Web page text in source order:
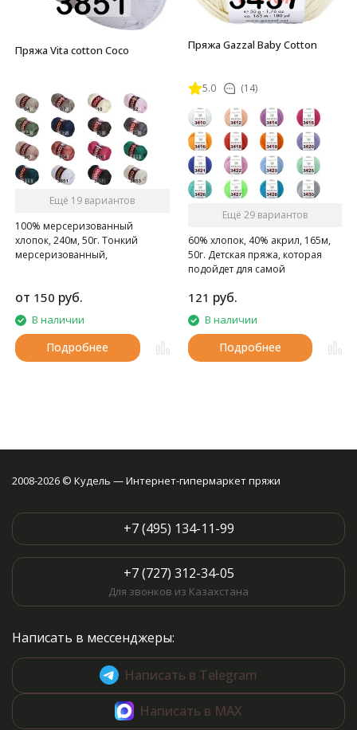
Пряжа Vita cotton Coco
Ещё 19 вариантов
100% мерсеризованный
хлопок, 240м, 50г. Тонкий
мерсеризованный,
от 150 руб.
В наличии
Подробнее
Пряжа Gazzal Baby Cotton
5.0 (14)
Ещё 29 вариантов
60% хлопок, 40% акрил, 165м,
50г. Детская пряжа, которая
подойдет для самой
121 руб.
В наличии
Подробнее
2008-2026 © Кудель — Интернет-гипермаркет пряжи
+7 (495) 134-11-99
+7 (727) 312-34-05
Для звонков из Казахстана
Написать в мессенджеры:
Написать в Telegram
Написать в MAX